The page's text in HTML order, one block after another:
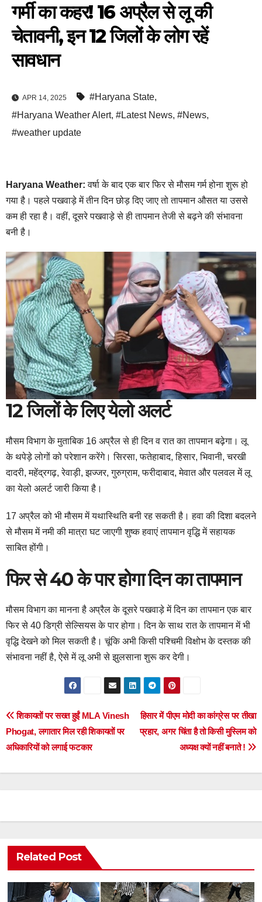
गर्मी का कहर! 16 अप्रैल से लू की
चेतावनी, इन 12 जिलों के लोग रहें
सावधान
APR 14, 2025 #Haryana State,
#Haryana Weather Alert, #Latest News, #News,
#weather update
Haryana Weather:वर्षा के बाद एक बार फिर से मौसम गर्म होना शुरू हो
गया है। पहले पखवाड़े में तीन दिन छोड़ दिए जाए तो तापमान औसत या उससे
कम ही रहा है। वहीं, दूसरे पखवाड़े से ही तापमान तेजी से बढ़ने की संभावना
बनी है।
12 जिलों के लिए येलो अलर्ट
मौसम विभाग के मुताबिक 16 अप्रैल से ही दिन व रात का तापमान बढ़ेगा। लू
के थपेड़े लोगों को परेशान करेंगे। सिरसा, फतेहाबाद, हिसार, भिवानी, चरखी
दादरी, महेंद्रगढ़, रेवाड़ी, झज्जर, गुरुग्राम, फरीदाबाद, मेवात और पलवल में लू
का येलो अलर्ट जारी किया है।
17 अप्रैल को भी मौसम में यथास्थिति बनी रह सकती है। हवा की दिशा बदलने
से मौसम में नमी की मात्रा घट जाएगी शुष्क हवाएं तापमान वृद्धि में सहायक
साबित होंगी।
फिर से 40 के पार होगा दिन का तापमान
मौसम विभाग का मानना है अप्रैल के दूसरे पखवाड़े में दिन का तापमान एक बार
फिर से 40 डिग्री सेल्सियस के पार होगा। दिन के साथ रात के तापमान में भी
वृद्धि देखने को मिल सकती है। चूंकि अभी किसी पश्चिमी विक्षोभ के दस्तक की
संभावना नहीं है, ऐसे में लू अभी से झुलसाना शुरू कर देगी।
Post
navigation
हिसार में पीएम मोदी का कांग्रेस पर तीखा
प्रहार, अगर चिंता है तो किसी मुस्लिम को
अध्यक्ष क्यों नहीं बनाते !
शिकायतों पर सख्त हुईं MLA Vinesh
Phogat, लगातार मिल रही शिकायतों पर
अधिकारियों को लगाई फटकार
Related Post